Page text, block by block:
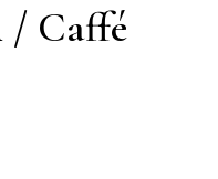
/ Caffé